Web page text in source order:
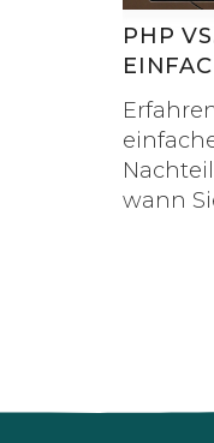
PHP
wann